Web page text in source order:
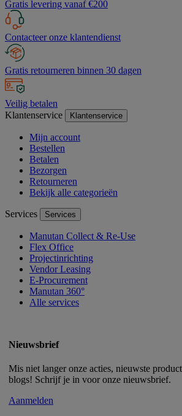
Gratis levering vanaf €200
Contacteer onze klantendienst
Gratis retourneren binnen 30 dagen
Veilig betalen
Klantenservice
Klantenservice
Mijn account
Bestellen
Betalen
Bezorgen
Retourneren
Bekijk alle categorieën
Services Services
Manutan Collect & Re-Use
Flex Office
Projectinrichting
Vendor Leasing
E-Procurement
Manutan 360°
Alle services
Nieuwsbrief
Mis niet langer onze acties, nieuwste
blogs! Schrijf je in voor onze nieuwsbrief.
Aanmelden